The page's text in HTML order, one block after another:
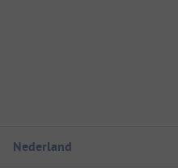
Nederland